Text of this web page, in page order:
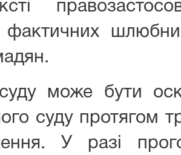
фактичних
може бути
суду протягом
У разі